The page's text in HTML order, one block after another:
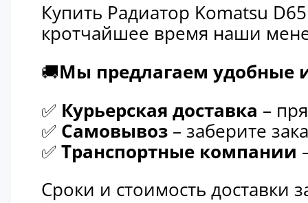
Купить Радиатор Komatsu
кротчайшее время наши
🚚Мы предлагаем удобные
✅ Курьерская доставка –
✅ Самовывоз – заберите
✅ Транспортные компании
Сроки и стоимость доставки